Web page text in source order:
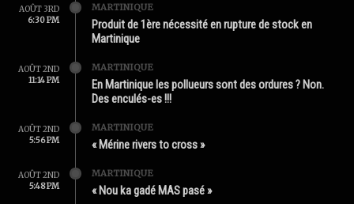
AOÛT 3RD
6:30 PM
MARTINIQUE
Produit de 1ère nécessité en rupture de stock en
Martinique
AOÛT 2ND
11:14 PM
MARTINIQUE
En Martinique les pollueurs sont des ordures ? Non.
Des enculés-es !!!
AOÛT 2ND
5:56 PM
MARTINIQUE
« Mérine rivers to cross »
AOÛT 2ND
5:48 PM
MARTINIQUE
« Nou ka gadé MAS pasé »